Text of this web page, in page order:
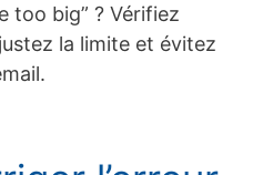
too big” ? Vérifiez
la limite et évitez